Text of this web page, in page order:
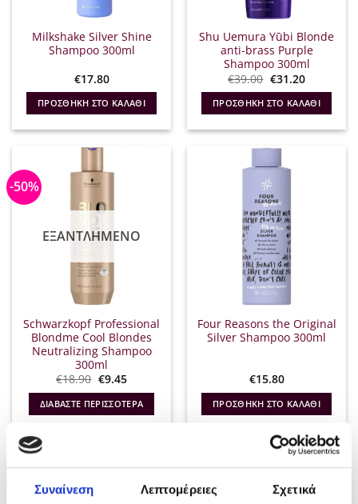
Συναίνεση Λεπτομέρειες Σχετικά
Milkshake Silver Shine
Shampoo 300ml
€17.80
ΠΡΟΣΘΉΚΗ ΣΤΟ ΚΑΛΆΘΙ
Shu Uemura Yūbi Blonde
anti-brass Purple
Shampoo 300ml
€39.00 Original
price
was:
€39.00.
€31.20Η
τιμή
είναι:
€31.20.
ΠΡΟΣΘΉΚΗ ΣΤΟ ΚΑΛΆΘΙ
-50%
ΕΞΑΝΤΛΗΜΈΝΟ
Schwarzkopf Professional
Blondme Cool Blondes
Neutralizing Shampoo
300ml
€18.90 Original
price
was:
€18.90.
€9.45Η
τιμή
είναι:
€9.45.
ΔΙΑΒΆΣΤΕ ΠΕΡΙΣΣΌΤΕΡΑ
Four Reasons the Original
Silver Shampoo 300ml
€15.80
ΠΡΟΣΘΉΚΗ ΣΤΟ ΚΑΛΆΘΙ
-30% -30%